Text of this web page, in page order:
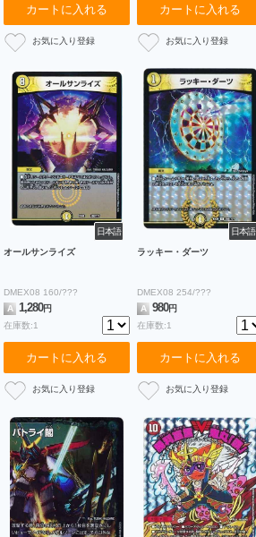
カートに入れる カートに入れる
日本語
オールサンライズ
DMEX08 160/???
A
1,280円
在庫数:1
カートに入れる
日本語
ラッキー・ダーツ
DMEX08 254/???
A
980円
在庫数:1
カートに入れる